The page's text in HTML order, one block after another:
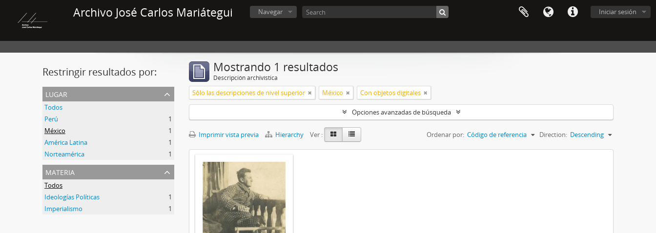
Archivo José Carlos Mariátegui Iniciar sesión
Navegar
Restringir resultados por:
lugar
Todos
Perú
1
México
1
América Latina
1
Norteamérica
1
materia
Todos
Ideologías Políticas
1
Imperialismo
1
Mostrando 1 resultados
Descripción archivística
Sólo las descripciones de nivel superior México Con objetos digitales
Opciones avanzadas de búsqueda
Imprimir vista previa Hierarchy Ver : Ordenar por: Código de referencia Direction: Descending